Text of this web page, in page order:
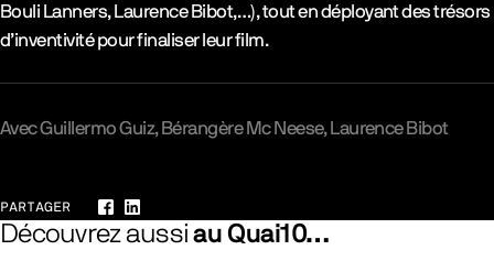
Bouli Lanners, Laurence Bibot,…), tout en déployant des trésors
d’inventivité pour finaliser leur film.
AvecGuillermo Guiz Bérangère Mc Neese Laurence Bibot
PARTAGER
Facebook
LinkedIn
Découvrez aussiau Quai10…